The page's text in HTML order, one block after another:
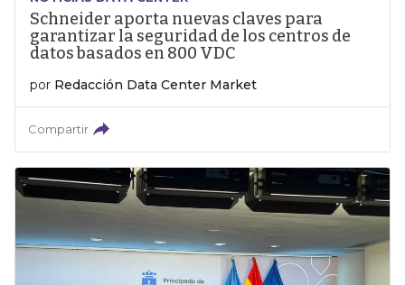
Schneider aporta nuevas claves para
garantizar la seguridad de los centros de
datos basados en 800 VDC
por Redacción Data Center Market
Compartir